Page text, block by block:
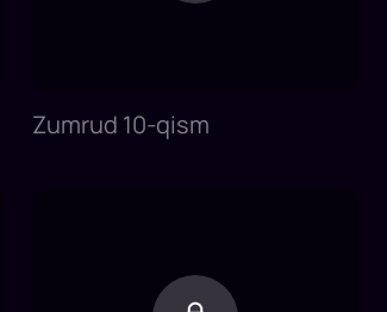
Zumrud 10-qism